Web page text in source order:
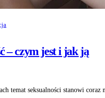
– czym jest i jak ją
temat seksualności stanowi coraz